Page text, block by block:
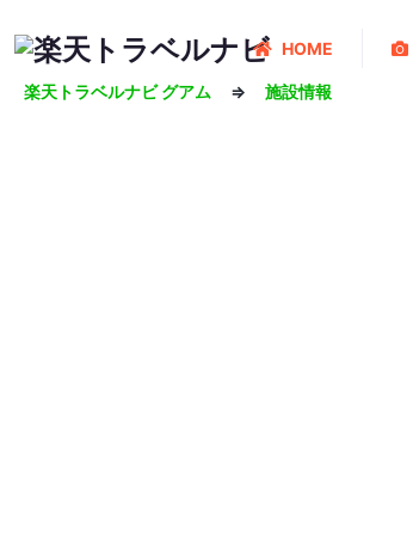
HOME
楽天トラベルナビ グアム ⇒ 施設情報